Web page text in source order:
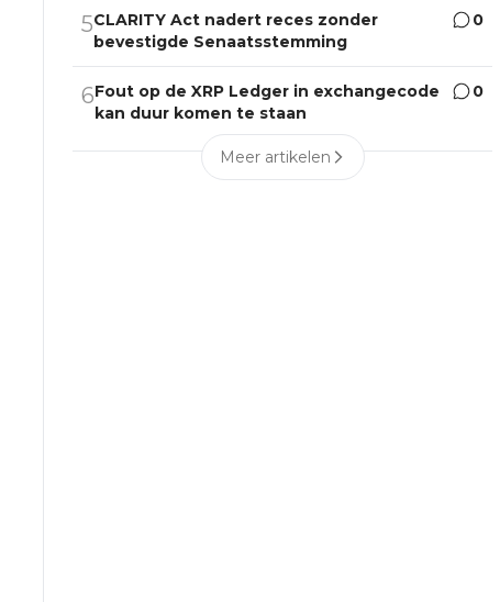
5CLARITY Act nadert reces zonder
bevestigde Senaatsstemming
0
6Fout op de XRP Ledger in exchangecode
kan duur komen te staan
0
Meer artikelen